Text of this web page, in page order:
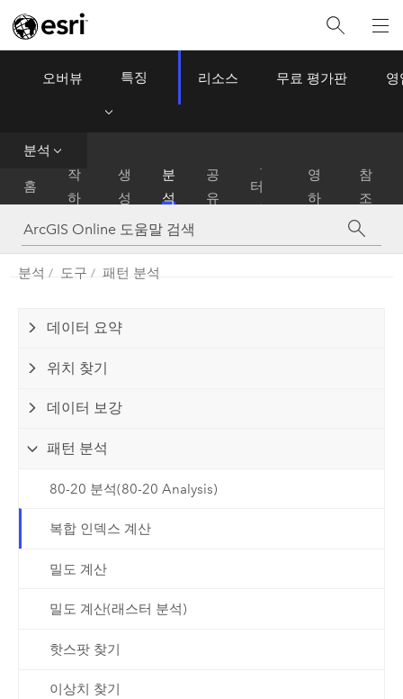
ArcGIS Online
오버뷰 특징 리소스 무료 평가판 영
분석
홈
작
하
기
생
성
분
석
공
유
터
관
영
하
참
조
분석 도구 패턴 분석
데이터 요약
위치 찾기
데이터 보강
패턴 분석
80-20 분석(80-20 Analysis)
복합 인덱스 계산
밀도 계산
밀도 계산(래스터 분석)
핫스팟 찾기
이상치 찾기